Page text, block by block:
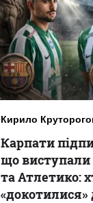
Кирило
Карпати
що виступали
та Атлетико: